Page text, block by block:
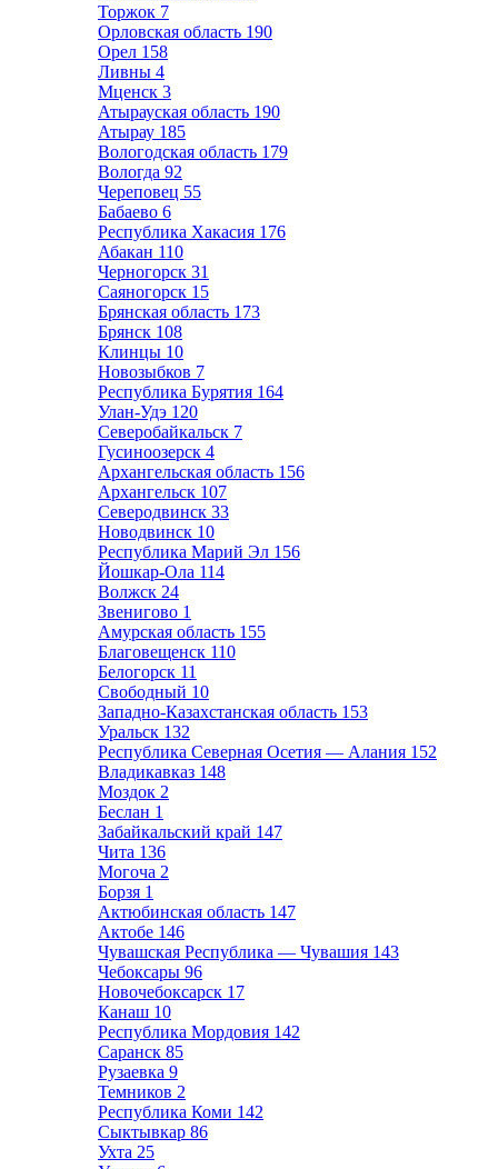
Торжок 7
Орловская область 190
Орел 158
Ливны 4
Мценск 3
Атырауская область 190
Атырау 185
Вологодская область 179
Вологда 92
Череповец 55
Бабаево 6
Республика Хакасия 176
Абакан 110
Черногорск 31
Саяногорск 15
Брянская область 173
Брянск 108
Клинцы 10
Новозыбков 7
Республика Бурятия 164
Улан-Удэ 120
Северобайкальск 7
Гусиноозерск 4
Архангельская область 156
Архангельск 107
Северодвинск 33
Новодвинск 10
Республика Марий Эл 156
Йошкар-Ола 114
Волжск 24
Звенигово 1
Амурская область 155
Благовещенск 110
Белогорск 11
Свободный 10
Западно-Казахстанская область 153
Уральск 132
Республика Северная Осетия — Алания 152
Владикавказ 148
Моздок 2
Беслан 1
Забайкальский край 147
Чита 136
Могоча 2
Борзя 1
Актюбинская область 147
Актобе 146
Чувашская Республика — Чувашия 143
Чебоксары 96
Новочебоксарск 17
Канаш 10
Республика Мордовия 142
Саранск 85
Рузаевка 9
Темников 2
Республика Коми 142
Сыктывкар 86
Ухта 25